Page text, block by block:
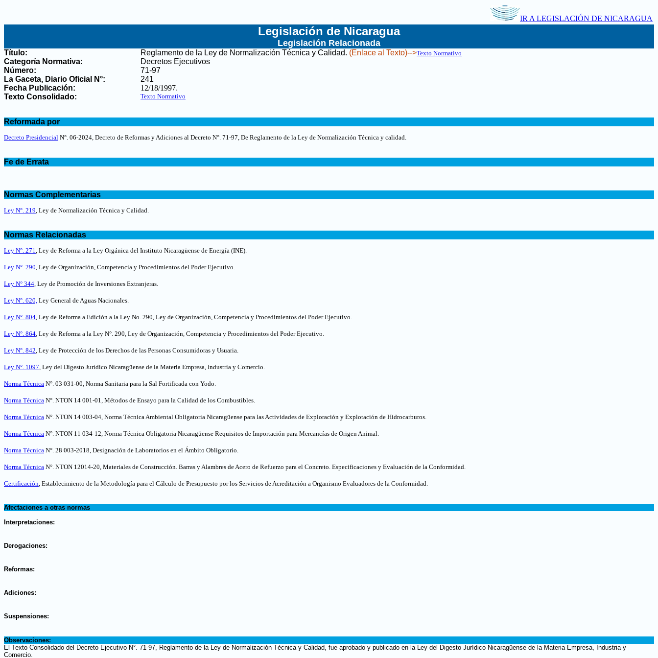
IR A LEGISLACIÓN DE NICARAGUA
Legislación de Nicaragua
Legislación Relacionada
Título: Reglamento de la Ley de Normalización Técnica y Calidad. (Enlace al Texto)-->Texto Normativo
Categoría Normativa:
Decretos Ejecutivos
Número:
71-97
La Gaceta, Diario Oficial N°:
241
Fecha Publicación:
12/18/1997.
Texto Consolidado:
Texto Normativo
Reformada por
Decreto Presidencial N°. 06-2024, Decreto de Reformas y Adiciones al Decreto N°. 71-97, De Reglamento de la Ley de Normalización Técnica y calidad.
Fe de Errata
Normas Complementarias
Ley N°. 219, Ley de Normalización Técnica y Calidad.
Normas Relacionadas
Ley N°. 271, Ley de Reforma a la Ley Orgánica del Instituto Nicaragüense de Energía (INE).
Ley N°. 290, Ley de Organización, Competencia y Procedimientos del Poder Ejecutivo.
Ley N° 344, Ley de Promoción de Inversiones Extranjeras.
Ley N°. 620, Ley General de Aguas Nacionales.
Ley N°. 804, Ley de Reforma a Edición a la Ley No. 290, Ley de Organización, Competencia y Procedimientos del Poder Ejecutivo.
Ley N°. 864, Ley de Reforma a la Ley N°. 290, Ley de Organización, Competencia y Procedimientos del Poder Ejecutivo.
Ley N°. 842, Ley de Protección de los Derechos de las Personas Consumidoras y Usuaria.
Ley N°. 1097, Ley del Digesto Jurídico Nicaragüense de la Materia Empresa, Industria y Comercio.
Norma Técnica N°. 03 031-00, Norma Sanitaria para la Sal Fortificada con Yodo.
Norma Técnica N°. NTON 14 001-01, Métodos de Ensayo para la Calidad de los Combustibles.
Norma Técnica N°. NTON 14 003-04, Norma Técnica Ambiental Obligatoria Nicaragüense para las Actividades de Exploración y Explotación de Hidrocarburos.
Norma Técnica N°. NTON 11 034-12, Norma Técnica Obligatoria Nicaragüense Requisitos de Importación para Mercancías de Origen Animal.
Norma Técnica N°. 28 003-2018, Designación de Laboratorios en el Ámbito Obligatorio.
Norma Técnica N°. NTON 12014-20, Materiales de Construcción. Barras y Alambres de Acero de Refuerzo para el Concreto. Especificaciones y Evaluación de la Conformidad.
Certificación, Establecimiento de la Metodología para el Cálculo de Presupuesto por los Servicios de Acreditación a Organismo Evaluadores de la Conformidad.
Afectaciones a otras normas
Interpretaciones:
Derogaciones:
Reformas:
Adiciones:
Suspensiones:
Observaciones:
El Texto Consolidado del Decreto Ejecutivo N°. 71-97, Reglamento de la Ley de Normalización Técnica y Calidad, fue aprobado y publicado en la Ley del Digesto Jurídico Nicaragüense de la Materia Empresa, Industria y
Comercio.